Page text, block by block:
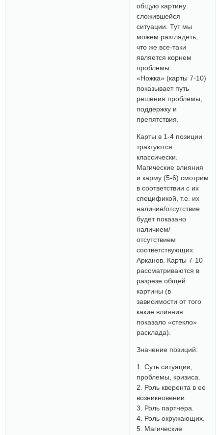
общую картину
сложившейся
ситуации. Тут мы
можем разглядеть,
что же все-таки
является корнем
проблемы.
«Ножка» (карты 7-10)
показывает путь
решения проблемы,
поддержку и
препятствия.
Карты в 1-4 позиции
трактуются
классически.
Магические влияния
и карму (5-6) смотрим
в соответствии с их
спецификой, т.е. их
наличие/отсутствие
будет показано
наличием/
отсутствием
соответствующих
Арканов. Карты 7-10
рассматриваются в
разрезе общей
картины (в
зависимости от того
какие влияния
показало «стекло»
расклада).
Значение позиций:
1. Суть ситуации,
проблемы, кризиса.
2. Роль кверента в ее
возникновении.
3. Роль партнера.
4. Роль окружающих.
5. Магические